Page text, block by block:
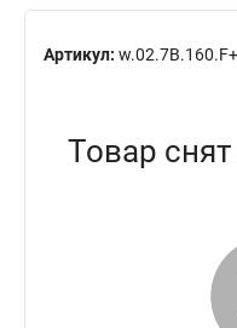
Артикул: w.02.7B.160.F+
Товар